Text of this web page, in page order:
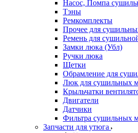
Насос, Помпа
Тэны
Ремкомплекты
Прочее для
Ремень для
Замки люка (Убл)
Ручки люка
Щетки
Обрамление для
Люк для сушильных
Крыльчатки
Двигатели
Датчики
Фильтра сушильных
Запчасти для утюга